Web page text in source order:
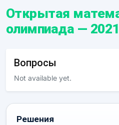
Открытая
олимпиада — 2021
Вопросы
Not available yet.
Решения